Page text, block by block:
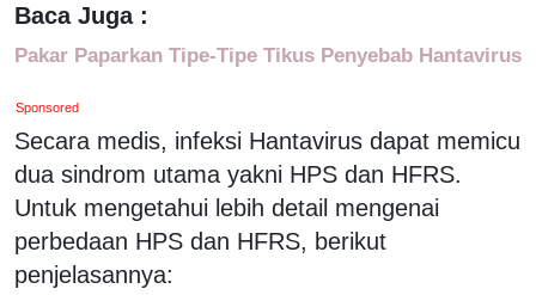
Baca Juga :
Pakar Paparkan Tipe-Tipe Tikus Penyebab Hantavirus
Sponsored
Secara medis, infeksi Hantavirus dapat memicu
dua sindrom utama yakni HPS dan HFRS.
Untuk mengetahui lebih detail mengenai
perbedaan HPS dan HFRS, berikut
penjelasannya: